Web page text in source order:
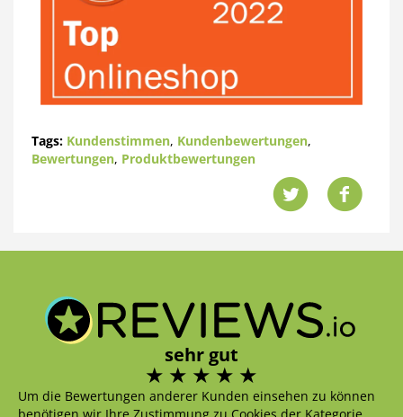
Tags: Kundenstimmen, Kundenbewertungen,
Bewertungen, Produktbewertungen
sehr gut
Um die Bewertungen anderer Kunden einsehen zu können